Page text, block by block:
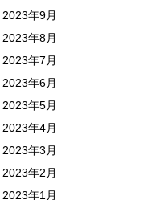
2023年9月
2023年8月
2023年7月
2023年6月
2023年5月
2023年4月
2023年3月
2023年2月
2023年1月